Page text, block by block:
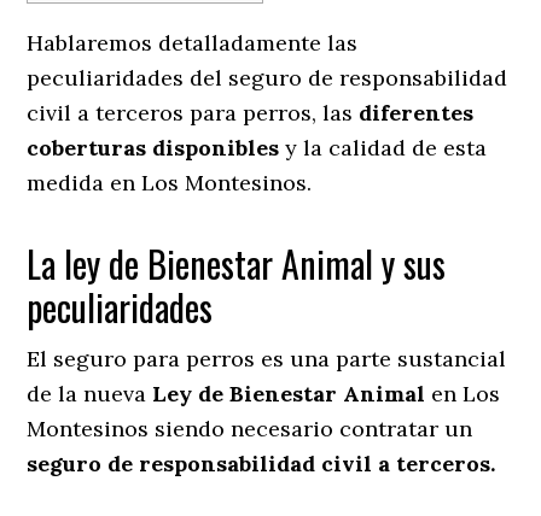
Hablaremos detalladamente las
peculiaridades del seguro de responsabilidad
civil a terceros para perros, las diferentes
coberturas disponibles y la calidad de esta
medida en Los Montesinos.
La ley de Bienestar Animal y sus
peculiaridades
El seguro para perros es una parte sustancial
de la nueva Ley de Bienestar Animal en Los
Montesinos siendo necesario contratar un
seguro de responsabilidad civil a terceros.